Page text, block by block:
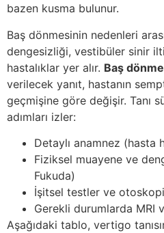
bazen kusma bulunur.
Baş dönmesinin nedenleri
dengesizliği, vestibüler sinir
hastalıklar yer alır. Baş
verilecek yanıt, hastanın
geçmişine göre değişir. Tanı
adımları izler:
Detaylı anamnez (hasta
Fiziksel muayene ve
Fukuda)
İşitsel testler ve otoskopi
Gerekli durumlarda MRI
Aşağıdaki tablo, vertigo